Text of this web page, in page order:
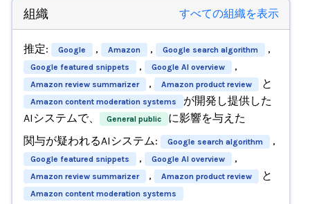
組織 すべての組織を表示
推定: Google , Amazon , Google search algorithm ,
Google featured snippets , Google AI overview ,
Amazon review summarizer , Amazon product review と
Amazon content moderation systems
が開発し提供した
AIシステムで、
General public
に影響を与えた
関与が疑われるAIシステム:
Google search algorithm ,
Google featured snippets , Google AI overview ,
Amazon review summarizer , Amazon product review と
Amazon content moderation systems